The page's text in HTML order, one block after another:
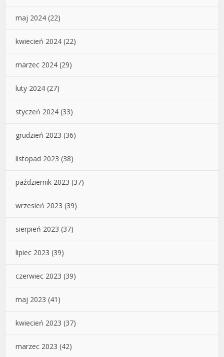
maj 2024 (22)
kwiecień 2024 (22)
marzec 2024 (29)
luty 2024 (27)
styczeń 2024 (33)
grudzień 2023 (36)
listopad 2023 (38)
październik 2023 (37)
wrzesień 2023 (39)
sierpień 2023 (37)
lipiec 2023 (39)
czerwiec 2023 (39)
maj 2023 (41)
kwiecień 2023 (37)
marzec 2023 (42)